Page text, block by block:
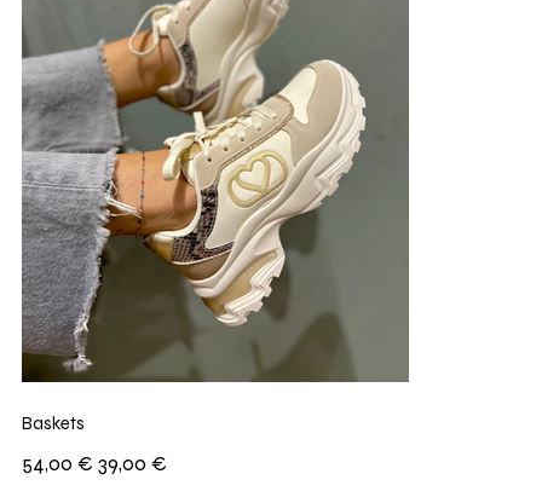
Baskets
d’origine
54,00 € promotionnel
39,00 €